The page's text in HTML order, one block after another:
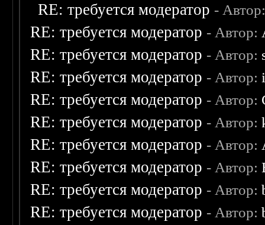
RE: требуется модератор -
RE: требуется модератор - Автор:
RE: требуется модератор - Автор:
RE: требуется модератор - Автор:
RE: требуется модератор - Автор:
RE: требуется модератор - Автор:
RE: требуется модератор - Автор:
RE: требуется модератор - Автор:
RE: требуется модератор - Автор:
RE: требуется модератор - Автор: